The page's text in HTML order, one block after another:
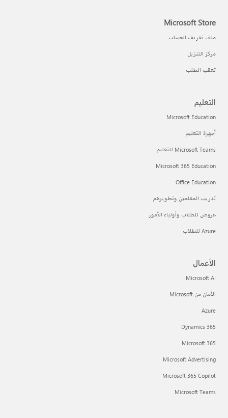
Microsoft Store
ملف تعريف الحساب
مركز التنزيل
تعقب الطلب
التعليم
Microsoft Education
أجهزة التعليم
Microsoft Teams للتعليم
Microsoft 365 Education
Office Education
تدريب المعلمين وتطويرهم
عروض للطلاب وأولياء الأمور
Azure للطلاب
الأعمال
Microsoft AI
الأمان من Microsoft
Azure
Dynamics 365
Microsoft 365
Microsoft Advertising
Microsoft 365 Copilot
Microsoft Teams